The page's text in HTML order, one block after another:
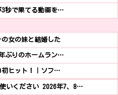
3秒で果てる動画を…
女の妹と結婚した
ぶりのホームラン…
初ヒット！｜ソフ…
いください 2026年7、8…